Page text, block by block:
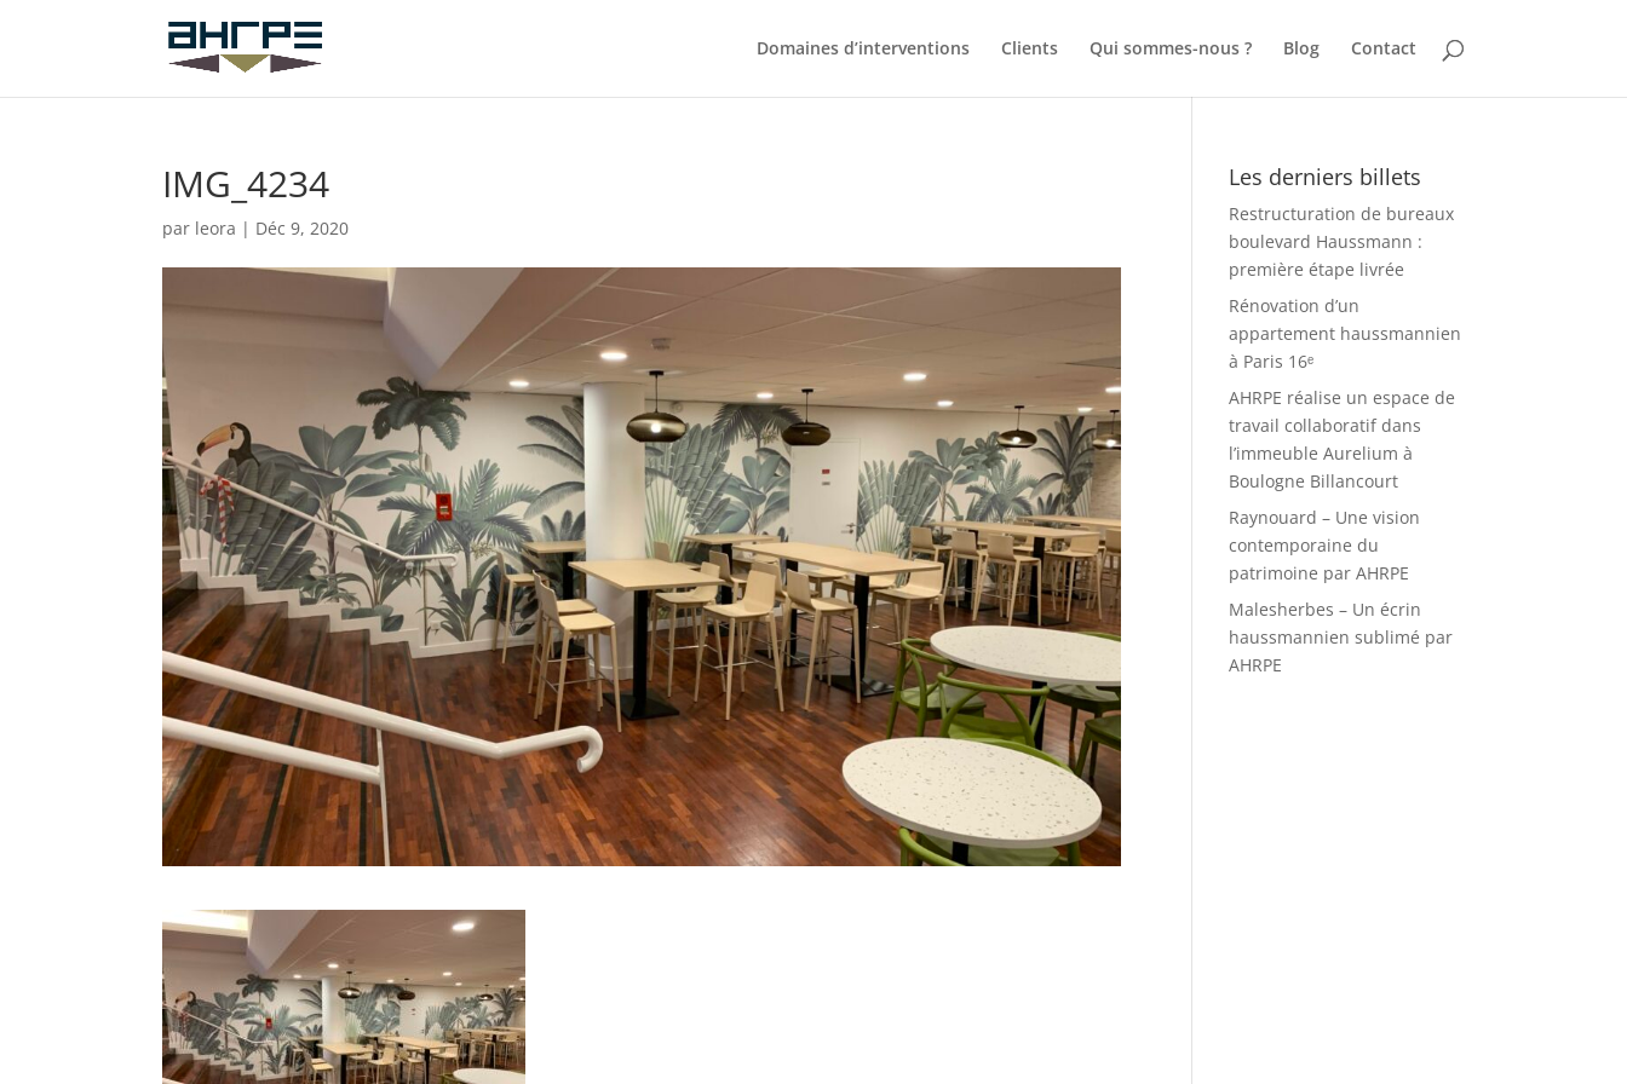
Domaines d’interventions Clients Qui sommes-nous ? Blog Contact
IMG_4234
par leora | Déc 9, 2020
Les derniers billets
Restructuration de bureaux
boulevard Haussmann :
première étape livrée
Rénovation d’un
appartement haussmannien
à Paris 16ᵉ
AHRPE réalise un espace de
travail collaboratif dans
l’immeuble Aurelium à
Boulogne Billancourt
Raynouard – Une vision
contemporaine du
patrimoine par AHRPE
Malesherbes – Un écrin
haussmannien sublimé par
AHRPE